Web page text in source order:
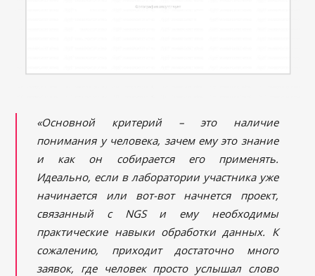
«Основной критерий – это наличие
понимания у человека, зачем ему это знание
и как он собирается его применять.
Идеально, если в лаборатории участника уже
начинается или вот-вот начнется проект,
связанный с NGS и ему необходимы
практические навыки обработки данных. К
сожалению, приходит достаточно много
заявок, где человек просто услышал слово